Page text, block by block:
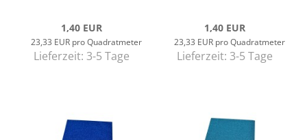
1,40 EUR
23,33 EUR pro Quadratmeter
Lieferzeit: 3-5 Tage
1,40 EUR
23,33 EUR pro Quadratmeter
Lieferzeit: 3-5 Tage